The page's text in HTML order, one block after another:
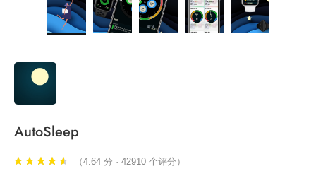
AutoSleep
（4.64 分 · 42910 个评分）